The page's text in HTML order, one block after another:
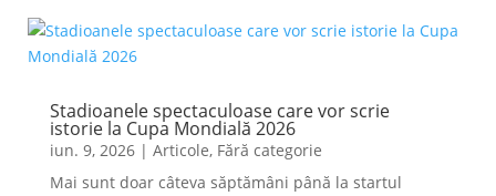
Stadioanele spectaculoase care vor scrie
istorie la Cupa Mondială 2026
iun. 9, 2026| Articole, Fără categorie
Mai sunt doar câteva săptămâni până la startul